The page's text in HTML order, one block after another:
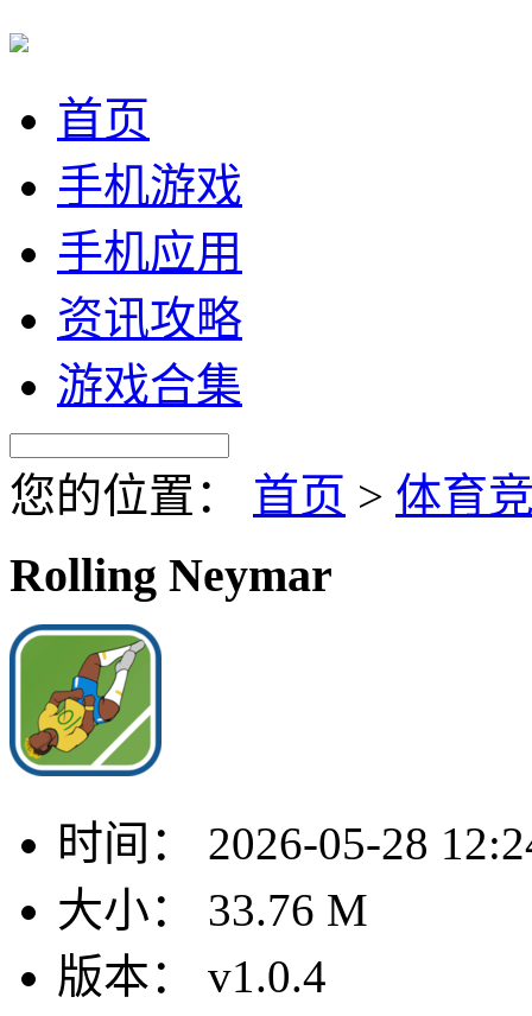
首页
手机游戏
手机应用
资讯攻略
游戏合集
您的位置： 首页 > 体育
Rolling Neymar
时间：
2026-05-28
大小：
33.76 M
版本：
v1.0.4